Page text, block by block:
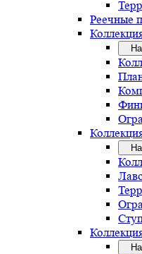
Реечные